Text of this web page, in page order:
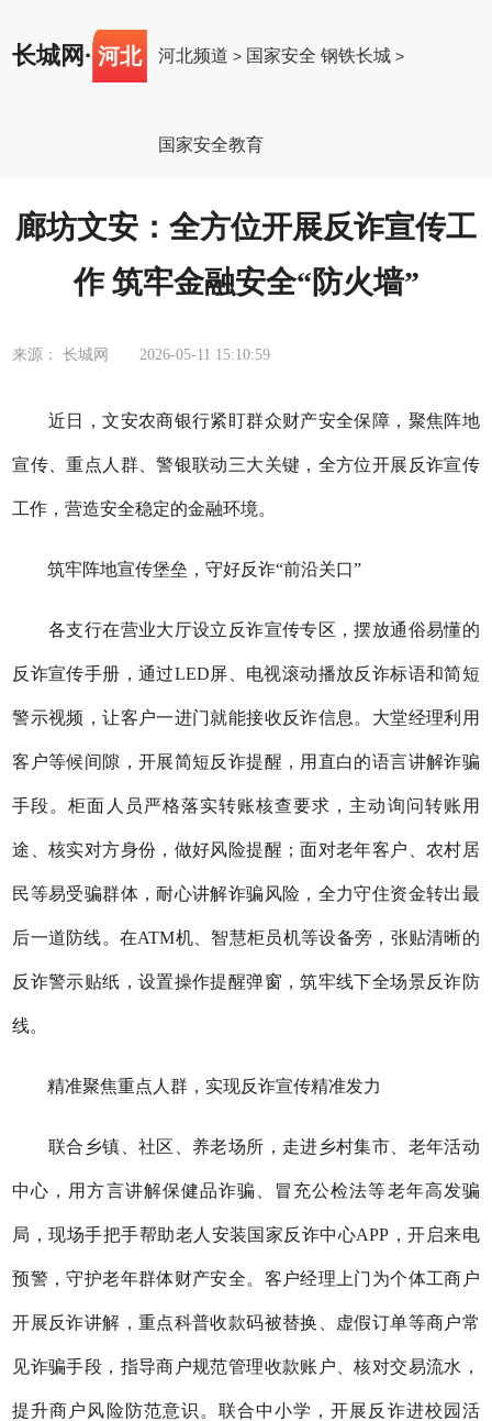
长城网 · 河北 河北频道 > 国家安全 钢铁长城 >
国家安全教育
廊坊文安：全方位开展反诈宣传工
作 筑牢金融安全“防火墙”
来源： 长城网 2026-05-11 15:10:59
近日，文安农商银行紧盯群众财产安全保障，聚焦阵地
宣传、重点人群、警银联动三大关键，全方位开展反诈宣传
工作，营造安全稳定的金融环境。
筑牢阵地宣传堡垒，守好反诈“前沿关口”
各支行在营业大厅设立反诈宣传专区，摆放通俗易懂的
反诈宣传手册，通过LED屏、电视滚动播放反诈标语和简短
警示视频，让客户一进门就能接收反诈信息。大堂经理利用
客户等候间隙，开展简短反诈提醒，用直白的语言讲解诈骗
手段。柜面人员严格落实转账核查要求，主动询问转账用
途、核实对方身份，做好风险提醒；面对老年客户、农村居
民等易受骗群体，耐心讲解诈骗风险，全力守住资金转出最
后一道防线。在ATM机、智慧柜员机等设备旁，张贴清晰的
反诈警示贴纸，设置操作提醒弹窗，筑牢线下全场景反诈防
线。
精准聚焦重点人群，实现反诈宣传精准发力
联合乡镇、社区、养老场所，走进乡村集市、老年活动
中心，用方言讲解保健品诈骗、冒充公检法等老年高发骗
局，现场手把手帮助老人安装国家反诈中心APP，开启来电
预警，守护老年群体财产安全。客户经理上门为个体工商户
开展反诈讲解，重点科普收款码被替换、虚假订单等商户常
见诈骗手段，指导商户规范管理收款账户、核对交易流水，
提升商户风险防范意识。联合中小学，开展反诈进校园活